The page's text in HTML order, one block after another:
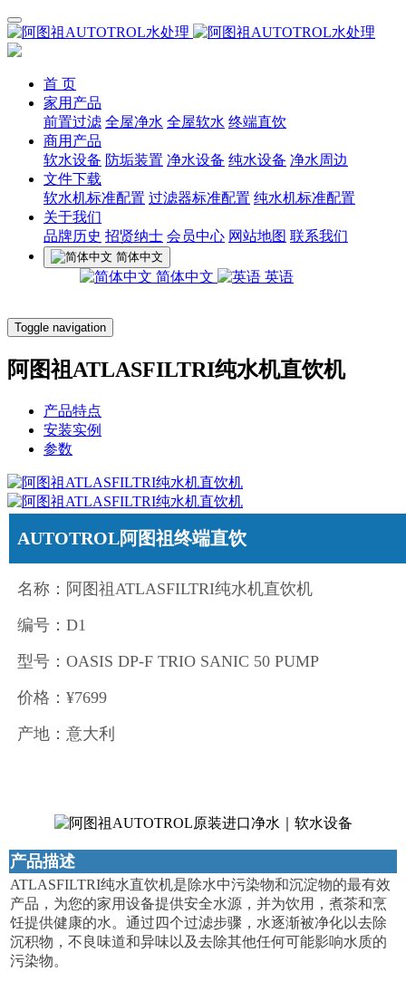
首 页
家用产品
前置过滤 全屋净水 全屋软水 终端直饮
商用产品
软水设备 防垢装置 净水设备 纯水设备 净水周边
文件下载
软水机标准配置 过滤器标准配置 纯水机标准配置
关于我们
品牌历史 招贤纳士 会员中心 网站地图 联系我们
简体中文
简体中文 英语
Toggle navigation
阿图祖ATLASFILTRI纯水机直饮机
产品特点
安装实例
参数
AUTOTROL阿图祖终端直饮
名称：阿图祖ATLASFILTRI纯水机直饮机
编号：D1
型号：OASIS DP-F TRIO SANIC 50 PUMP
价格：¥7699
产地：意大利
产品描述
ATLASFILTRI纯水直饮机是除水中污染物和沉淀物的最有效
产品，为您的家用设备提供安全水源，并为饮用，煮茶和烹
饪提供健康的水。通过四个过滤步骤，水逐渐被净化以去除
沉积物，不良味道和异味以及去除其他任何可能影响水质的
污染物。